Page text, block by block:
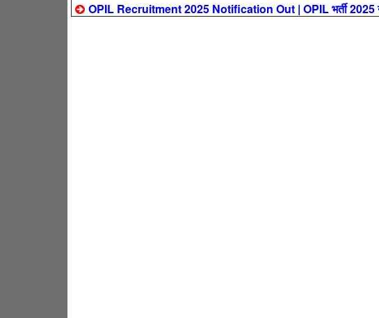
OPIL Recruitment 2025 Notification Out | OPIL भर्ती 2025